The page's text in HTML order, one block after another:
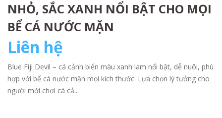
NHỎ, SẮC XANH NỔI BẬT CHO MỌI
BỂ CÁ NƯỚC MẶN
Liên hệ
Blue Fiji Devil – cá cảnh biển màu xanh lam nổi bật, dễ nuôi, phù
hợp với bể cá nước mặn mọi kích thước. Lựa chọn lý tưởng cho
người mới chơi cá cả...